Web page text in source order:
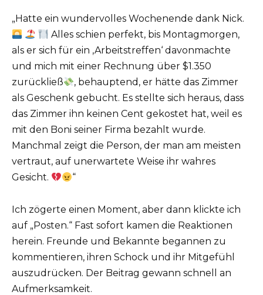
„Hatte ein wundervolles Wochenende dank Nick.
Alles schien perfekt, bis Montagmorgen,
als er sich für ein ‚Arbeitstreffen‘ davonmachte
und mich mit einer Rechnung über $1.350
zurückließ
, behauptend, er hätte das Zimmer
als Geschenk gebucht. Es stellte sich heraus, dass
das Zimmer ihn keinen Cent gekostet hat, weil es
mit den Boni seiner Firma bezahlt wurde.
Manchmal zeigt die Person, der man am meisten
vertraut, auf unerwartete Weise ihr wahres
Gesicht.
“
Ich zögerte einen Moment, aber dann klickte ich
auf „Posten.“ Fast sofort kamen die Reaktionen
herein. Freunde und Bekannte begannen zu
kommentieren, ihren Schock und ihr Mitgefühl
auszudrücken. Der Beitrag gewann schnell an
Aufmerksamkeit.